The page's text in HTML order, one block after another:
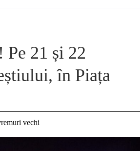
Pe 21 și 22
în Piața
vechi